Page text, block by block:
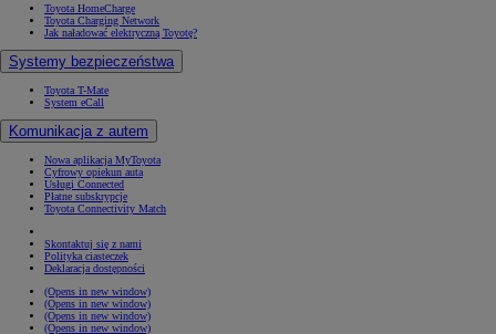
Toyota HomeCharge
Toyota Charging Network
Jak naładować elektryczną Toyotę?
Systemy bezpieczeństwa
Toyota T-Mate
System eCall
Komunikacja z autem
Nowa aplikacja MyToyota
Cyfrowy opiekun auta
Usługi Connected
Płatne subskrypcje
Toyota Connectivity Match
Skontaktuj się z nami
Polityka ciasteczek
Deklaracja dostępności
(Opens in new window)
(Opens in new window)
(Opens in new window)
(Opens in new window)